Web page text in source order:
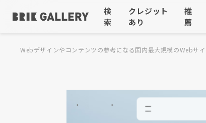
検
索
クレジット
あり
推
薦
Webデザインやコンテンツの参考になる国内最大規模のWebサ